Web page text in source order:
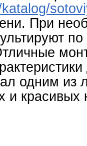
При
одним из
и красивых